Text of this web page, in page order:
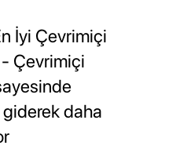
İyi Çevrimiçi
Çevrimiçi
giderek daha